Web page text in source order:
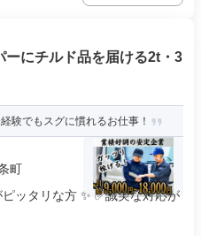
ーにチルド品を届ける2t・3
験でもスグに慣れるお仕事！
町
ッタリな方 ✨ ✅誠実な対応が